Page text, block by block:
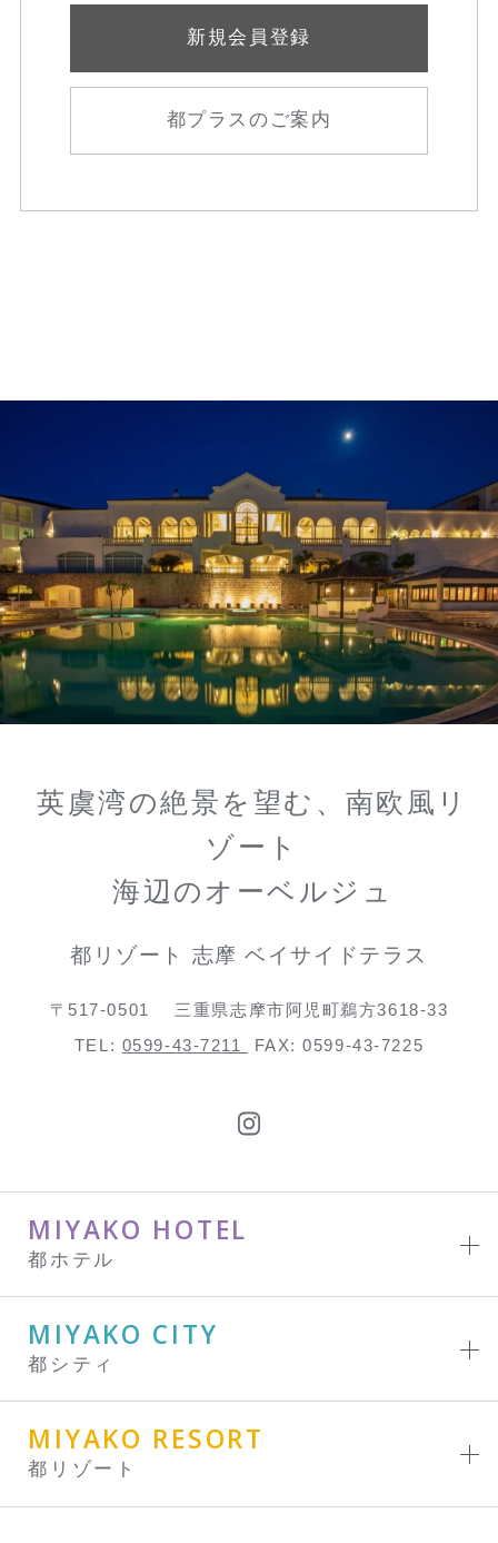
新規会員登録
都プラスのご案内
英虞湾の絶景を望む、南欧風リ
ゾート
海辺のオーベルジュ
都リゾート 志摩 ベイサイドテラス
〒517-0501
三重県志摩市阿児町鵜方3618-33
TEL: 0599-43-7211 FAX: 0599-43-7225
MIYAKO HOTEL
都ホテル
MIYAKO CITY
都シティ
MIYAKO RESORT
都リゾート